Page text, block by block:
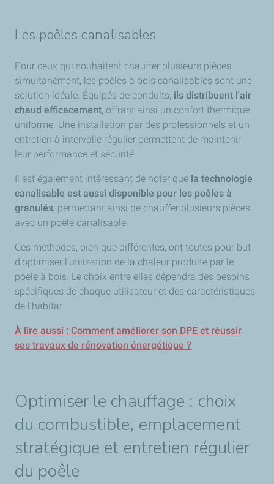
Les poêles canalisables
Pour ceux qui souhaitent chauffer plusieurs pièces
simultanément, les poêles à bois canalisables sont une
solution idéale. Équipés de conduits, ils distribuent l'air
chaud efficacement, offrant ainsi un confort thermique
uniforme. Une installation par des professionnels et un
entretien à intervalle régulier permettent de maintenir
leur performance et sécurité.
Il est également intéressant de noter que la technologie
canalisable est aussi disponible pour les poêles à
granulés, permettant ainsi de chauffer plusieurs pièces
avec un poêle canalisable.
Ces méthodes, bien que différentes, ont toutes pour but
d'optimiser l'utilisation de la chaleur produite par le
poêle à bois. Le choix entre elles dépendra des besoins
spécifiques de chaque utilisateur et des caractéristiques
de l'habitat.
À lire aussi : Comment améliorer son DPE et réussir
ses travaux de rénovation énergétique ?
Optimiser le chauffage : choix
du combustible, emplacement
stratégique et entretien régulier
du poêle